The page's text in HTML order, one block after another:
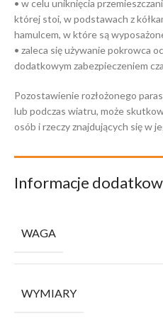
• w celu uniknięcia
której stoi, w podstawach z
hamulcem, w które są
• zaleca się używanie pokrowca
dodatkowym zabezpieczeniem
Pozostawienie rozłożonego
lub podczas wiatru, może
osób i rzeczy znajdujących się w
Informacje
WAGA
WYMIARY